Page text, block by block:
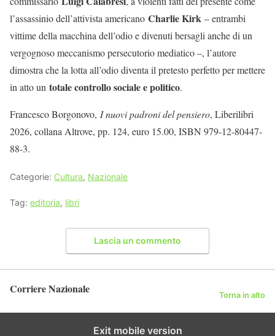
l’assassinio dell’attivista americano Charlie Kirk – entrambi
vittime della macchina dell’odio e divenuti bersagli anche di un
vergognoso meccanismo persecutorio mediatico –, l’autore
dimostra che la lotta all’odio diventa il pretesto perfetto per mettere
in atto un totale controllo sociale e politico.
Francesco Borgonovo, I nuovi padroni del pensiero, Liberilibri
2026, collana Altrove, pp. 124, euro 15.00, ISBN 979-12-80447-
88-3.
Categorie: Cultura, Nazionale
Tag: editoria, libri
Lascia un commento
Corriere Nazionale Torna in alto
Exit mobile version